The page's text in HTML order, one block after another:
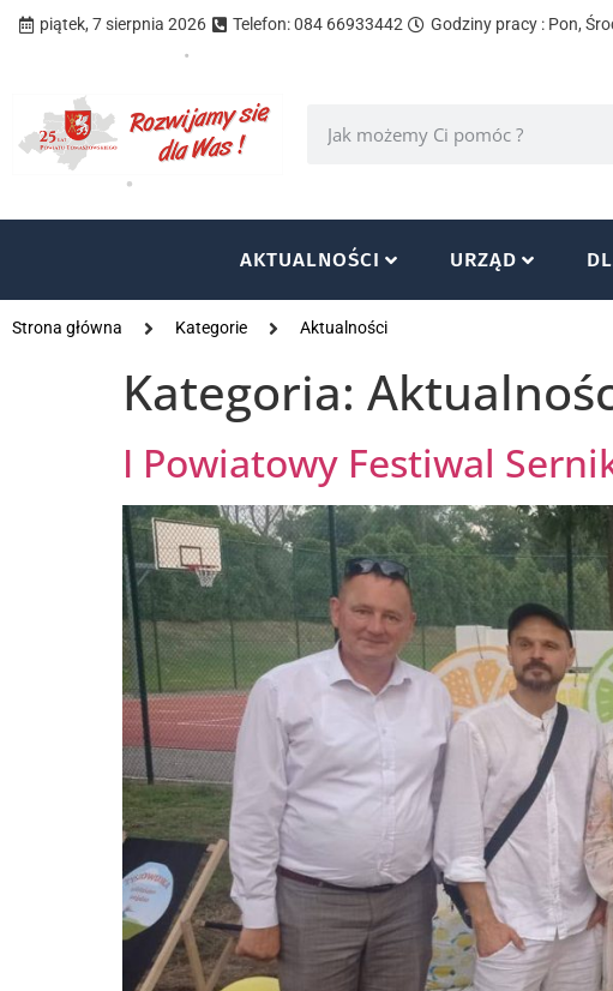
piątek, 7 sierpnia 2026 Telefon: 084 66933442 Godziny pracy : Pon,
AKTUALNOŚCI URZĄD
Strona główna Kategorie Aktualności
Kategoria:
I Powiatowy Festiwal